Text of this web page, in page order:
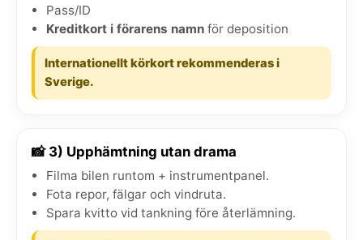
Pass/ID
Kreditkort i förarens namn för deposition
Internationellt körkort rekommenderas i
Sverige.
📸 3) Upphämtning utan drama
Filma bilen runtom + instrumentpanel.
Fota repor, fälgar och vindruta.
Spara kvitto vid tankning före återlämning.